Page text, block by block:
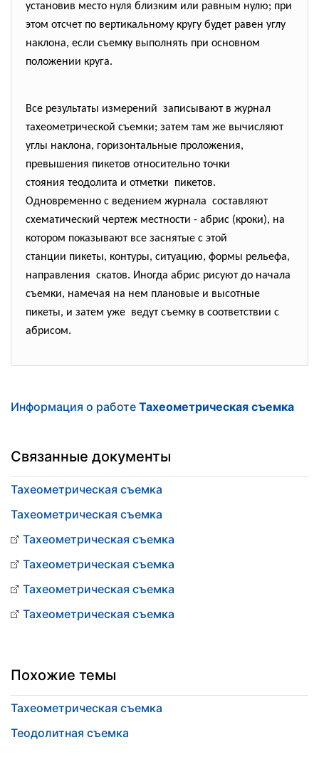
установив место нуля близким или равным нулю; при
этом отсчет по вертикальному кругу будет равен углу
наклона, если съемку выполнять при основном
положении круга.
Все результаты измерений записывают в журнал
тахеометрической съемки; затем там же вычисляют
углы наклона, горизонтальные проложения,
превышения пикетов относительно точки
стояния теодолита и отметки пикетов.
Одновременно с ведением журнала составляют
схематический чертеж местности - абрис (кроки), на
котором показывают все заснятые с этой
станции пикеты, контуры, ситуацию, формы рельефа,
направления скатов. Иногда абрис рисуют до начала
съемки, намечая на нем плановые и высотные
пикеты, и затем уже ведут съемку в соответствии с
абрисом.
Информация о работе Тахеометрическая съемка
Связанные документы
Тахеометрическая съемка
Тахеометрическая съемка
Тахеометрическая съемка
Тахеометрическая съемка
Тахеометрическая съемка
Тахеометрическая съемка
Похожие темы
Тахеометрическая съемка
Теодолитная съемка